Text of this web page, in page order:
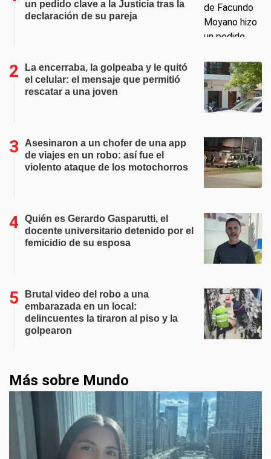
un pedido clave a la Justicia tras la
declaración de su pareja
La encerraba, la golpeaba y le quitó
el celular: el mensaje que permitió
rescatar a una joven
Asesinaron a un chofer de una app
de viajes en un robo: así fue el
violento ataque de los motochorros
Quién es Gerardo Gasparutti, el
docente universitario detenido por el
femicidio de su esposa
Brutal video del robo a una
embarazada en un local:
delincuentes la tiraron al piso y la
golpearon
Más sobre Mundo